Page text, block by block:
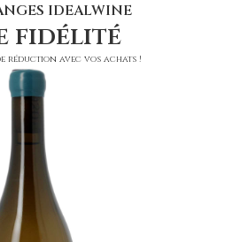
IDEALWINE
fidélité
réduction avec vos achats !